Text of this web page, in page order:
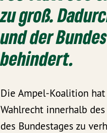
zu groß.
und der
behindert.
Die Ampel-Koalition
Wahlrecht innerhalb
des Bundestages zu